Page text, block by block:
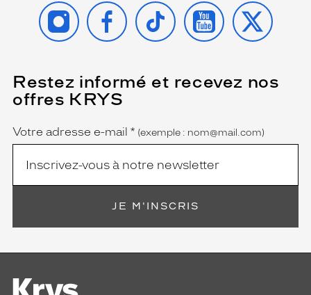
INSTAGRAMFACEBOOK
TIKTOK YOUTUBE
X
Restez informé et recevez nos
offres KRYS
Name
Votre adresse e-mail *
(Ce
champ
est
obligatoire)
(exemple : nom@mail.com)
JE M'INSCRIS